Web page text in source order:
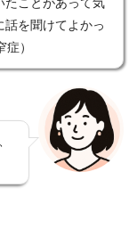
話を聞けてよかっ
）